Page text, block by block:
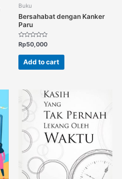
Buku
Bersahabat dengan Kanker
Paru
Rated
0
out
Rp50,000
Add to cart